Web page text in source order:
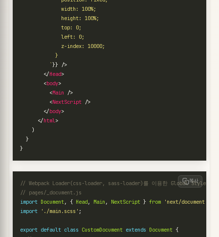
          `
}} />
</Head>
<body>
<Main
/>
<NextScript />
</body>
</html >
)
}
}
import Document, { Head, Main , NextScript } from 'next/document'
import
'./main.scss' ;
export default class CustomDocument extends Document {
복사